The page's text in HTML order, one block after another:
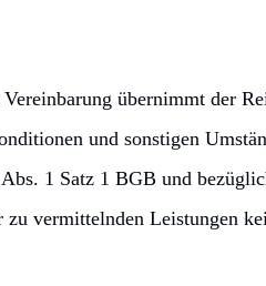
übernimmt der
und sonstigen
1 Satz 1 BGB und
vermittelnden Leistungen